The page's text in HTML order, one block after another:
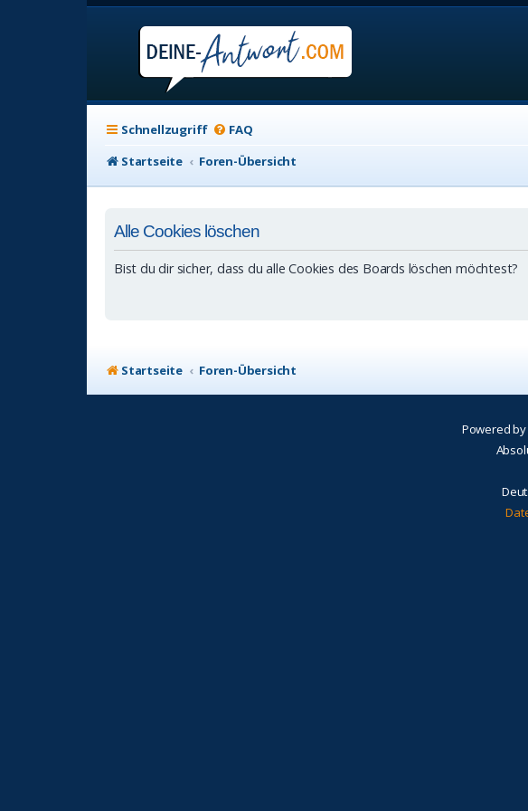
Schnellzugriff FAQ
Startseite
Foren-Übersicht
Alle Cookies löschen
Bist du dir sicher, dass du alle Cookies des Boards löschen möchtest?
Startseite Foren-Übersicht
Powered by